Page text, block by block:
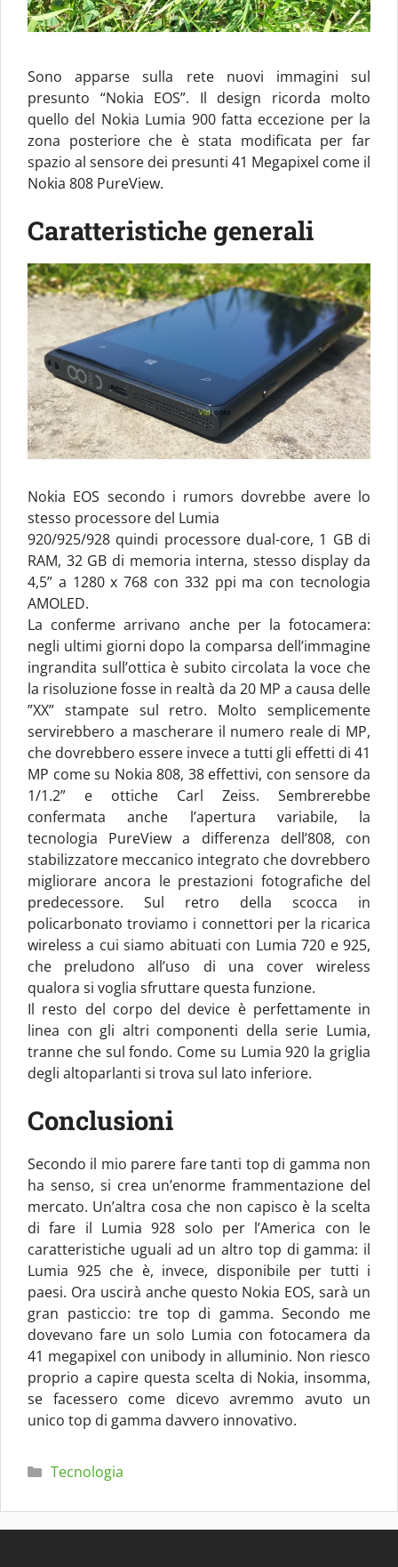
Sono apparse sulla rete nuovi immagini sul
presunto “Nokia EOS”. Il design ricorda molto
quello del Nokia Lumia 900 fatta eccezione per la
zona posteriore che è stata modificata per far
spazio al sensore dei presunti 41 Megapixel come il
Nokia 808 PureView.
Caratteristiche generali
Nokia EOS secondo i rumors dovrebbe avere lo
stesso processore del Lumia
920/925/928 quindi processore dual-core, 1 GB di
RAM, 32 GB di memoria interna, stesso display da
4,5” a 1280 x 768 con 332 ppi ma con tecnologia
AMOLED.
La conferme arrivano anche per la fotocamera:
negli ultimi giorni dopo la comparsa dell’immagine
ingrandita sull’ottica è subito circolata la voce che
la risoluzione fosse in realtà da 20 MP a causa delle
”XX” stampate sul retro. Molto semplicemente
servirebbero a mascherare il numero reale di MP,
che dovrebbero essere invece a tutti gli effetti di 41
MP come su Nokia 808, 38 effettivi, con sensore da
1/1.2” e ottiche Carl Zeiss. Sembrerebbe
confermata anche l’apertura variabile, la
tecnologia PureView a differenza dell’808, con
stabilizzatore meccanico integrato che dovrebbero
migliorare ancora le prestazioni fotografiche del
predecessore. Sul retro della scocca in
policarbonato troviamo i connettori per la ricarica
wireless a cui siamo abituati con Lumia 720 e 925,
che preludono all’uso di una cover wireless
qualora si voglia sfruttare questa funzione.
Il resto del corpo del device è perfettamente in
linea con gli altri componenti della serie Lumia,
tranne che sul fondo. Come su Lumia 920 la griglia
degli altoparlanti si trova sul lato inferiore.
Conclusioni
Secondo il mio parere fare tanti top di gamma non
ha senso, si crea un’enorme frammentazione del
mercato. Un’altra cosa che non capisco è la scelta
di fare il Lumia 928 solo per l’America con le
caratteristiche uguali ad un altro top di gamma: il
Lumia 925 che è, invece, disponibile per tutti i
paesi. Ora uscirà anche questo Nokia EOS, sarà un
gran pasticcio: tre top di gamma. Secondo me
dovevano fare un solo Lumia con fotocamera da
41 megapixel con unibody in alluminio. Non riesco
proprio a capire questa scelta di Nokia, insomma,
se facessero come dicevo avremmo avuto un
unico top di gamma davvero innovativo.
Categorie
Tecnologia